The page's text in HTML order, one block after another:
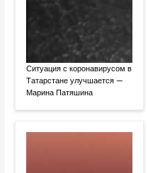
Ситуация с коронавирусом в
Татарстане улучшается —
Марина Патяшина